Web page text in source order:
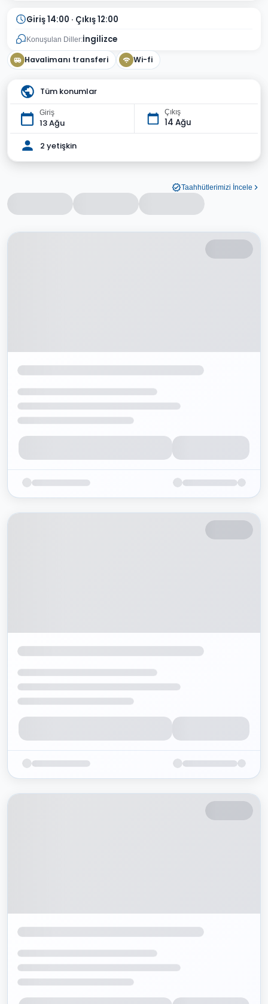
Giriş 14:00 · Çıkış 12:00
Konuşulan Diller:İngilizce
Havalimanı transferi Wi-fi
Tüm konumlar
Giriş
13 Ağu
Çıkış
14 Ağu
2 yetişkin
Taahhütlerimizi İncele